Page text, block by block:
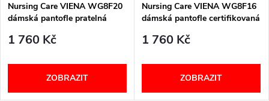
Nursing Care VIENA WG8F20
dámská pantofle pratelná
1 760 Kč
ZOBRAZIT
Nursing Care VIENA WG8F16
dámská pantofle certifikovaná
1 760 Kč
ZOBRAZIT